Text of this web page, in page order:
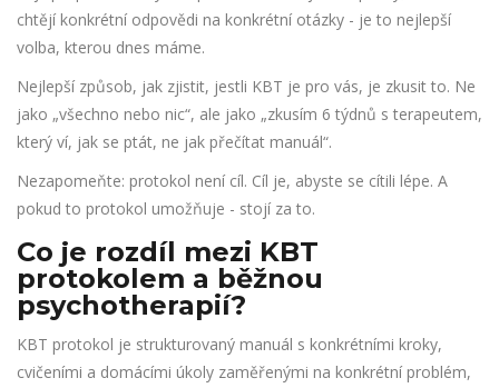
chtějí konkrétní odpovědi na konkrétní otázky - je to nejlepší
volba, kterou dnes máme.
Nejlepší způsob, jak zjistit, jestli KBT je pro vás, je zkusit to. Ne
jako „všechno nebo nic“, ale jako „zkusím 6 týdnů s terapeutem,
který ví, jak se ptát, ne jak přečítat manuál“.
Nezapomeňte: protokol není cíl. Cíl je, abyste se cítili lépe. A
pokud to protokol umožňuje - stojí za to.
Co je rozdíl mezi KBT
protokolem a běžnou
psychotherapií?
KBT protokol je strukturovaný manuál s konkrétními kroky,
cvičeními a domácími úkoly zaměřenými na konkrétní problém,